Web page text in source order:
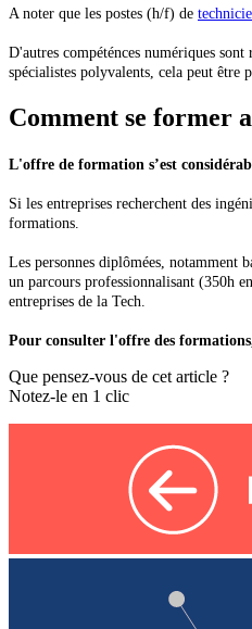
A noter que les postes (h/f) de
D'autres compéténces numériques
spécialistes polyvalents, cela peut être
Comment se former
L'offre de formation s’est
Si les entreprises recherchent des
formations.
Les personnes diplômées,
un parcours professionnalisant (350h
entreprises de la Tech.
Pour consulter l'offre des
Que pensez-vous de cet article ?
Notez-le en 1 clic